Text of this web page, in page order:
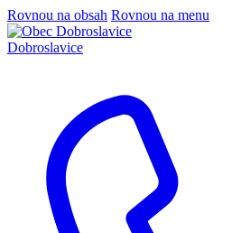
Rovnou na obsah Rovnou na menu
Dobroslavice